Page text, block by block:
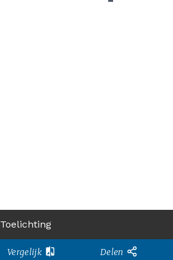
Toelichting
Vergelijk Delen